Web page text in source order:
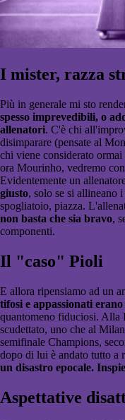
I mister, razza
Più in generale mi sto
spesso imprevedibili, o
allenatori. C'è chi
disimparare (pensate al
chi viene considerato
ora Mourinho, vedremo
Evidentemente un
giusto, solo se si allineano
spogliatoio, piazza.
non basta che sia bravo,
componenti.
Il "caso" Pioli
E allora ripensiamo ad un
tifosi e appassionati
quantomeno fiduciosi. Alla
scudettato, uno che al
semifinale Champions,
dopo di lui è andato tutto a
un disastro epocale.
Aspettative